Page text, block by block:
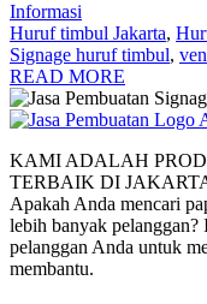
Informasi
Huruf timbul Jakarta,
Signage huruf timbul,
READ MORE
KAMI ADALAH
TERBAIK DI
Apakah Anda mencari
lebih banyak
pelanggan Anda untuk
membantu.